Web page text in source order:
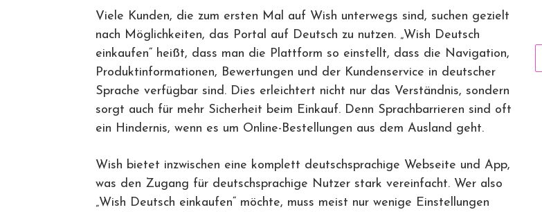
Viele Kunden, die zum ersten Mal auf Wish unterwegs sind, suchen gezielt
nach Möglichkeiten, das Portal auf Deutsch zu nutzen. „Wish Deutsch
einkaufen“ heißt, dass man die Plattform so einstellt, dass die Navigation,
Produktinformationen, Bewertungen und der Kundenservice in deutscher
Sprache verfügbar sind. Dies erleichtert nicht nur das Verständnis, sondern
sorgt auch für mehr Sicherheit beim Einkauf. Denn Sprachbarrieren sind oft
ein Hindernis, wenn es um Online-Bestellungen aus dem Ausland geht.
Wish bietet inzwischen eine komplett deutschsprachige Webseite und App,
was den Zugang für deutschsprachige Nutzer stark vereinfacht. Wer also
„Wish Deutsch einkaufen“ möchte, muss meist nur wenige Einstellungen